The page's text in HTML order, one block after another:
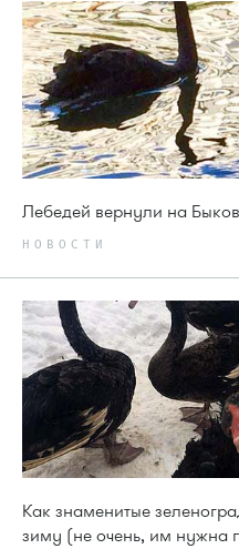
Лебедей вернули на
НОВОСТИ
Как знаменитые
зиму (не очень, им нужна